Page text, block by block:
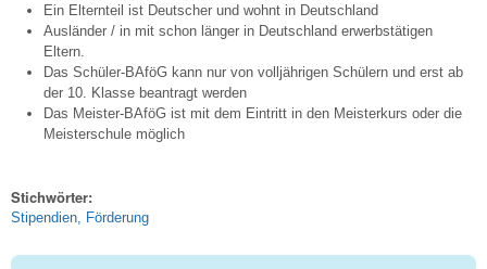
Ein Elternteil ist Deutscher und wohnt in Deutschland
Ausländer / in mit schon länger in Deutschland erwerbstätigen
Eltern.
Das Schüler-BAföG kann nur von volljährigen Schülern und erst ab
der 10. Klasse beantragt werden
Das Meister-BAföG ist mit dem Eintritt in den Meisterkurs oder die
Meisterschule möglich
Stichwörter:
Stipendien, Förderung